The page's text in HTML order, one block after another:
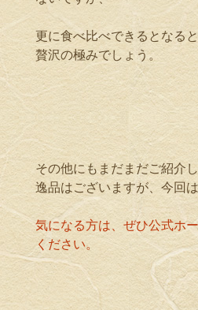
更に食べ比べできるとなる
贅沢の極みでしょう。
その他にもまだまだご紹介
逸品はございますが、今回は
気になる方は、ぜひ公式ホ
ください。